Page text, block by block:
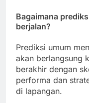
Bagaimana
berjalan?
Prediksi umum
akan berlangsung
berakhir dengan
performa dan
di lapangan.